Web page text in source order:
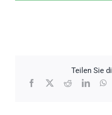
Teilen Sie
Facebook
X Reddit